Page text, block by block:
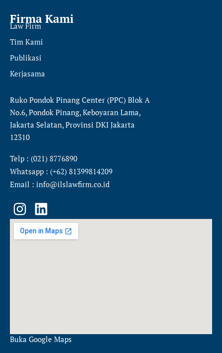
Firma Kami
Law Firm
Tim Kami
Publikasi
Kerjasama
Ruko Pondok Pinang Center (PPC) Blok A
No.6, Pondok Pinang, Keboyaran Lama,
Jakarta Selatan, Provinsi DKI Jakarta
12310
Telp : (021) 8776890
Whatsapp : (+62) 81399814209
Email : info@ilslawfirm.co.id
I
n
s
L
i
n
Buka Google Maps